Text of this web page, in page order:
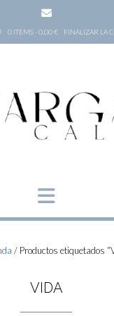
0 ITEMS - 0,00 € FINALIZAR LA
/ Productos etiquetados
VIDA